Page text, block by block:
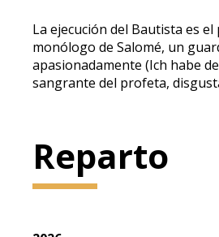
La ejecución del Bautista es
monólogo de Salomé, un
apasionadamente (Ich habe
sangrante del profeta,
Reparto